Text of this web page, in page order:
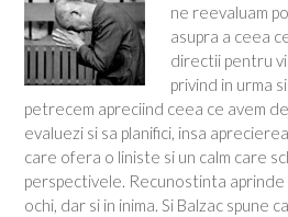
ne reevaluam
asupra a ceea
directii pentru
privind in urma
petrecem apreciind ceea ce avem
evaluezi si sa planifici, insa
care ofera o liniste si un calm care
perspectivele. Recunostinta
ochi, dar si in inima. Si Balzac spune